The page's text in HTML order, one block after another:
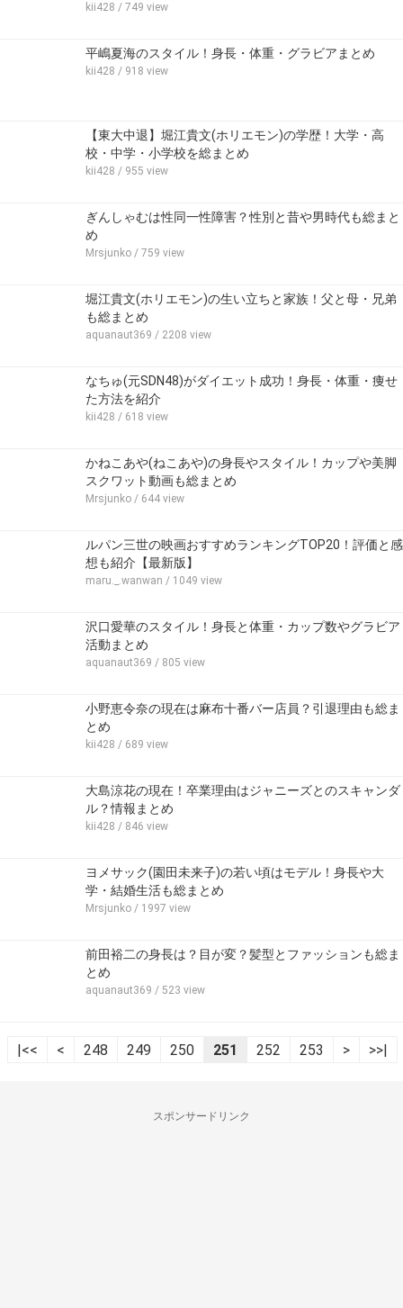
kii428 / 749 view
平嶋夏海のスタイル！身長・体重・グラビアまとめ
kii428 / 918 view
【東大中退】堀江貴文(ホリエモン)の学歴！大学・高
校・中学・小学校を総まとめ
kii428 / 955 view
ぎんしゃむは性同一性障害？性別と昔や男時代も総まと
め
Mrsjunko / 759 view
堀江貴文(ホリエモン)の生い立ちと家族！父と母・兄弟
も総まとめ
aquanaut369 / 2208 view
なちゅ(元SDN48)がダイエット成功！身長・体重・痩せ
た方法を紹介
kii428 / 618 view
かねこあや(ねこあや)の身長やスタイル！カップや美脚
スクワット動画も総まとめ
Mrsjunko / 644 view
ルパン三世の映画おすすめランキングTOP20！評価と感
想も紹介【最新版】
maru._.wanwan / 1049 view
沢口愛華のスタイル！身長と体重・カップ数やグラビア
活動まとめ
aquanaut369 / 805 view
小野恵令奈の現在は麻布十番バー店員？引退理由も総ま
とめ
kii428 / 689 view
大島涼花の現在！卒業理由はジャニーズとのスキャンダ
ル？情報まとめ
kii428 / 846 view
ヨメサック(園田未来子)の若い頃はモデル！身長や大
学・結婚生活も総まとめ
Mrsjunko / 1997 view
前田裕二の身長は？目が変？髪型とファッションも総ま
とめ
aquanaut369 / 523 view
|<< < 248 249 250 251 252 253 > >>|
スポンサードリンク